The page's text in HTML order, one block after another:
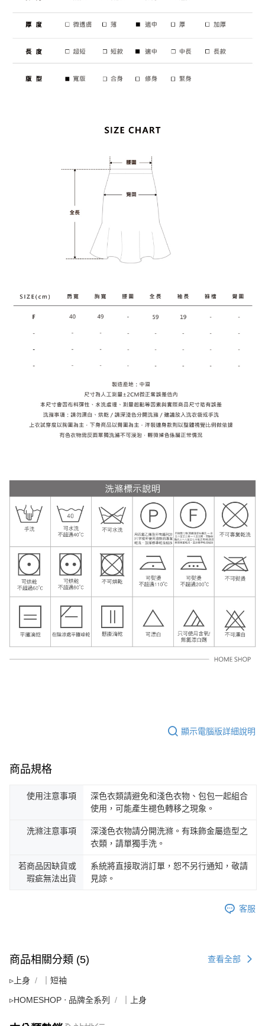
顯示電腦版詳細說明
商品規格
使用注意事項
深色衣類請避免和淺色衣物、包包一起組合
使用，可能產生褪色轉移之現象。
洗滌注意事項
深淺色衣物請分開洗滌。有珠飾金屬造型之
衣類，請單獨手洗。
若商品因缺貨或
瑕疵無法出貨
系統將直接取消訂單，恕不另行通知，敬請
見諒。
客服
商品相關分類 (5) 查看全部
▹上身 ｜短袖
▹HOMESHOP ‧ 品牌全系列 ｜上身